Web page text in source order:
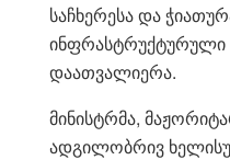
საჩხერესა და
ინფრასტრუქტურული
დაათვალიერა.
მინისტრმა,
ადგილობრივ